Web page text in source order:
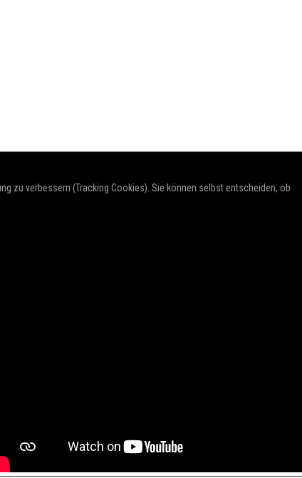
zu verbessern (Tracking Cookies). Sie können selbst entscheiden, ob